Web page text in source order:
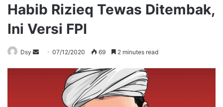
Habib Rizieq Tewas Ditembak,
Ini Versi FPI
Dsy
Send07/12/2020 69 2 minutes read